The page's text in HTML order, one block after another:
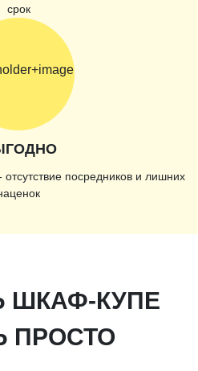
срок
посредников и лишних
ШКАФ-КУПЕ
ПРОСТО